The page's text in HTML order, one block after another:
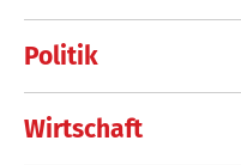
Politik
Wirtschaft